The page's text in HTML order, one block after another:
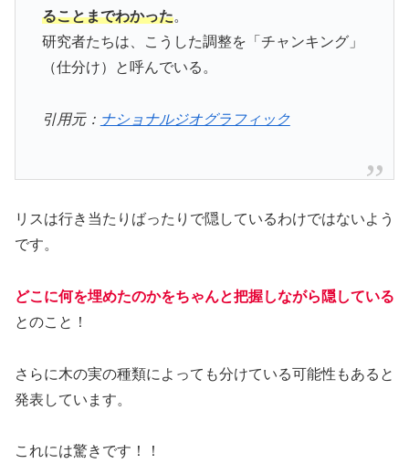
ることまでわかった。
研究者たちは、こうした調整を「チャンキング」
（仕分け）と呼んでいる。
引用元： ナショナルジオグラフィック
リスは行き当たりばったりで隠しているわけではないよう
です。
どこに何を埋めたのかをちゃんと把握しながら隠している
とのこと！
さらに木の実の種類によっても分けている可能性もあると
発表しています。
これには驚きです！！